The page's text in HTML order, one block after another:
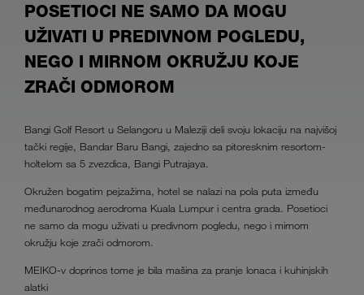
POSETIOCI NE SAMO DA MOGU
UŽIVATI U PREDIVNOM POGLEDU,
NEGO I MIRNOM OKRUŽJU KOJE
ZRAČI ODMOROM
Bangi Golf Resort u Selangoru u Maleziji deli svoju lokaciju na najvišoj
tački regije, Bandar Baru Bangi, zajedno sa pitoresknim resortom-
holtelom sa 5 zvezdica, Bangi Putrajaya.
Okružen bogatim pejzažima, hotel se nalazi na pola puta između
međunarodnog aerodroma Kuala Lumpur i centra grada. Posetioci
ne samo da mogu uživati u predivnom pogledu, nego i mirnom
okružju koje zrači odmorom.
MEIKO-v doprinos tome je bila mašina za pranje lonaca i kuhinjskih
alatki